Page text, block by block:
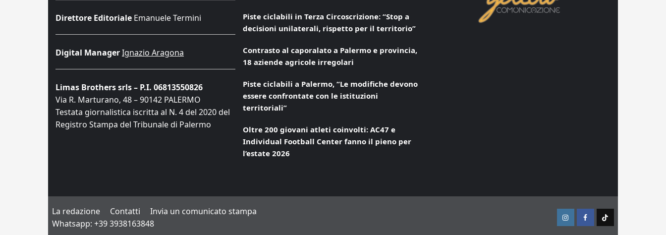
Direttore Editoriale Emanuele Termini
Digital ManagerIgnazio Aragona
Limas Brothers srls – P.I. 06813550826
Via R. Marturano, 48 – 90142 PALERMO
Testata giornalistica iscritta al N. 4 del 2020 del
Registro Stampa del Tribunale di Palermo
Piste ciclabili in Terza Circoscrizione: “Stop a
decisioni unilaterali, rispetto per il territorio”
Contrasto al caporalato a Palermo e provincia,
18 aziende agricole irregolari
Piste ciclabili a Palermo, “Le modifiche devono
essere confrontate con le istituzioni
territoriali”
Oltre 200 giovani atleti coinvolti: AC47 e
Individual Football Center fanno il pieno per
l’estate 2026
La redazione Contatti
Invia un comunicato stampa
Whatsapp: +39 3938163848
InstagramFacebookTikTok